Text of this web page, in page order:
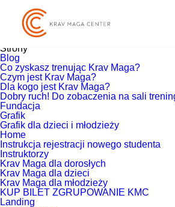
Aktualnie przeglądasz archiwum witryny
2024.
Strony
Blog
Co zyskasz trenując Krav Maga?
Czym jest Krav Maga?
Dla kogo jest Krav Maga?
Dobry ruch! Do zobaczenia na sali
Fundacja
Grafik
Grafik dla dzieci i młodzieży
Home
Instrukcja rejestracji nowego studenta
Instruktorzy
Krav Maga dla dorosłych
Krav Maga dla dzieci
Krav Maga dla młodzieży
KUP BILET ZGRUPOWANIE KMC
Landing